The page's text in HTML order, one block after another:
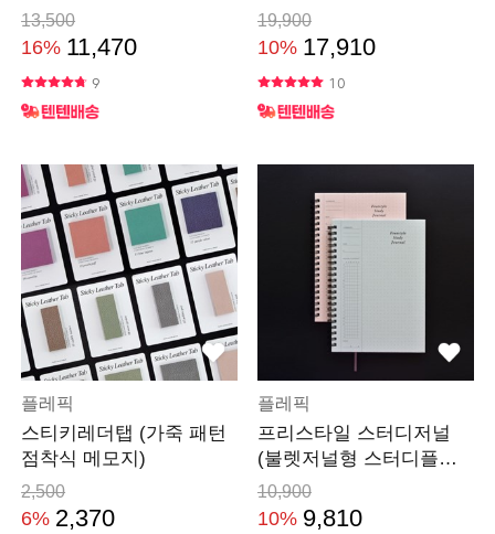
13,500
16% 11,470
9
랜)
19,900
10% 17,910
10
플레픽
스티키레더탭 (가죽 패턴
점착식 메모지)
2,500
6% 2,370
플레픽
프리스타일 스터디저널
(불렛저널형 스터디플래
너)
10,900
10% 9,810